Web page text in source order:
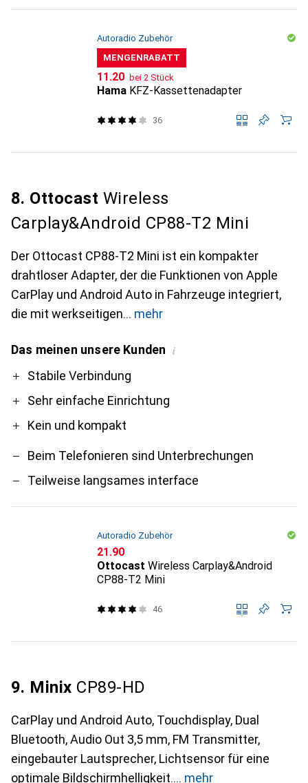
Autoradio Zubehör
MENGENRABATT
CHF
11.20 bei 2 Stück
Hama KFZ-Kassettenadapter
36
8. Ottocast Wireless
Carplay&Android CP88-T2 Mini
Der Ottocast CP88-T2 Mini ist ein kompakter
drahtloser Adapter, der die Funktionen von Apple
CarPlay und Android Auto in Fahrzeuge integriert,
die mit werkseitigen
mehr
Das meinen unsere Kunden i
ProStabile Verbindung
Sehr einfache Einrichtung
Kein und kompakt
Contra
Beim Telefonieren sind Unterbrechungen
Teilweise langsames interface
Autoradio Zubehör
CHF
21.90
Ottocast Wireless Carplay&Android
CP88-T2 Mini
46
9. Minix CP89-HD
CarPlay und Android Auto, Touchdisplay, Dual
Bluetooth, Audio Out 3,5 mm, FM Transmitter,
eingebauter Lautsprecher, Lichtsensor für eine
optimale Bildschirmhelligkeit.
mehr